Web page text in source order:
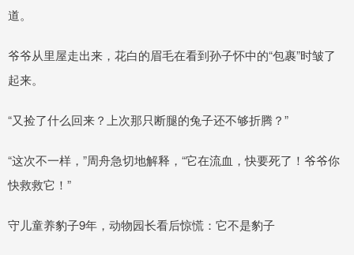
道。
爷爷从里屋走出来，花白的眉毛在看到孙子怀中的“包裹”时皱了
起来。
“又捡了什么回来？上次那只断腿的兔子还不够折腾？”
“这次不一样，”周舟急切地解释，“它在流血，快要死了！爷爷你
快救救它！”
守儿童养豹子9年，动物园长看后惊慌：它不是豹子